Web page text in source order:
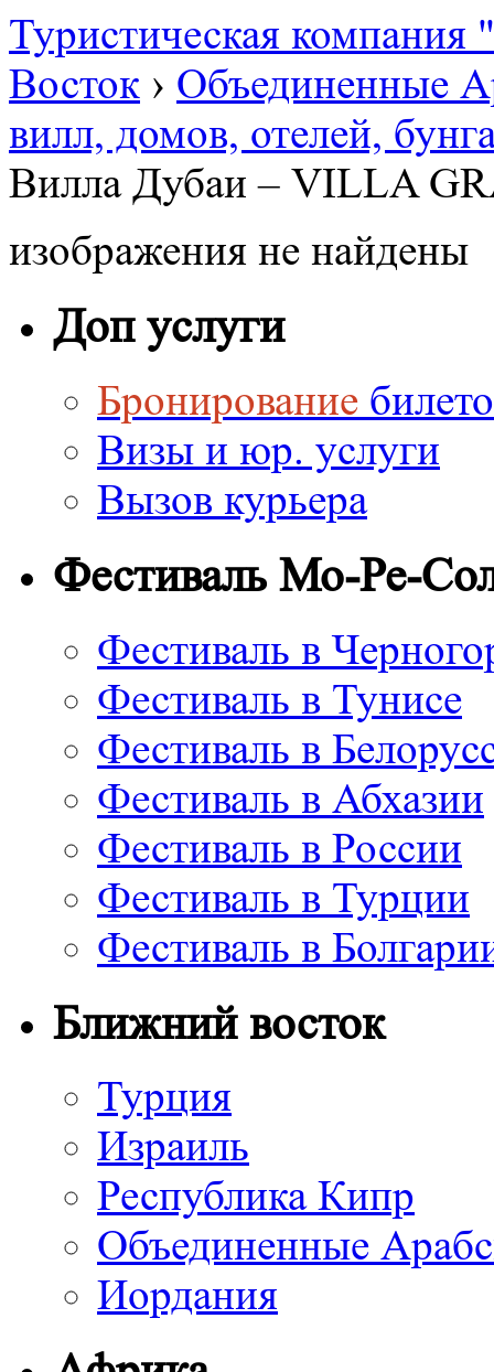
Туристическая
Восток › Объединенные
вилл, домов, отелей,
Вилла Дубаи – VILLA
изображения не найдены
Доп услуги
Бронирование
Визы и юр. услуги
Вызов курьера
Фестиваль Мо-Ре-
Фестиваль в
Фестиваль в Тунисе
Фестиваль в
Фестиваль в Абхазии
Фестиваль в России
Фестиваль в Турции
Фестиваль в
Ближний восток
Турция
Израиль
Республика Кипр
Объединенные
Иордания